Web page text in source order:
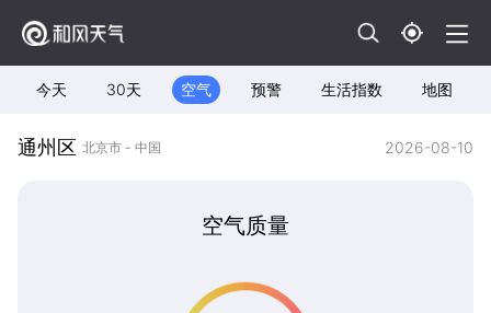
今天 30天 空气 预警 生活指数 地图
通州区 北京市 - 中国 2026-08-10
空气质量